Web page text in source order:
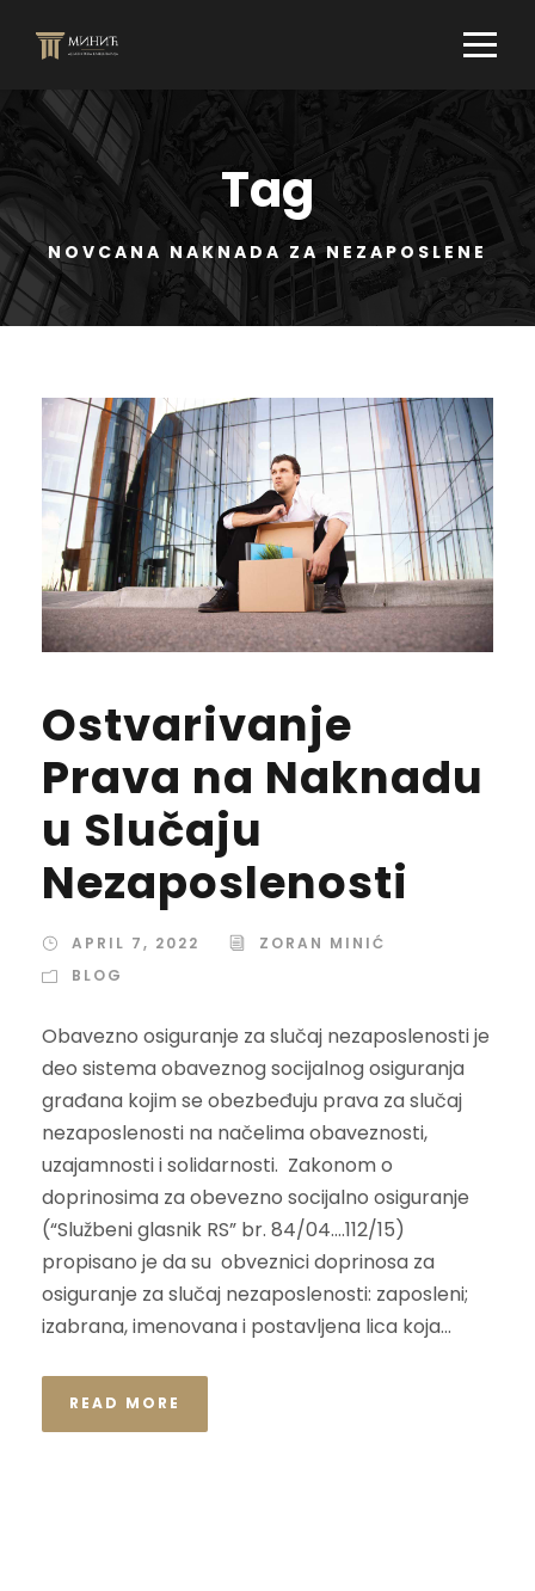
Tag
NOVCANA NAKNADA ZA NEZAPOSLENE
Ostvarivanje
Prava na Naknadu
u Slučaju
Nezaposlenosti
APRIL 7, 2022
ZORAN MINIĆ
BLOG
Obavezno osiguranje za slučaj nezaposlenosti je
deo sistema obaveznog socijalnog osiguranja
građana kojim se obezbeđuju prava za slučaj
nezaposlenosti na načelima obaveznosti,
uzajamnosti i solidarnosti. Zakonom o
doprinosima za obevezno socijalno osiguranje
(“Službeni glasnik RS” br. 84/04….112/15)
propisano je da su obveznici doprinosa za
osiguranje za slučaj nezaposlenosti: zaposleni;
izabrana, imenovana i postavljena lica koja...
READ MORE